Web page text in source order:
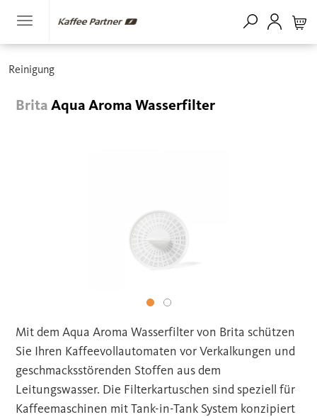
Reinigung
BritaAqua Aroma Wasserfilter
Mit dem Aqua Aroma Wasserfilter von Brita schützen
Sie Ihren Kaffeevollautomaten vor Verkalkungen und
geschmacksstörenden Stoffen aus dem
Leitungswasser. Die Filterkartuschen sind speziell für
Kaffeemaschinen mit Tank-in-Tank System konzipiert